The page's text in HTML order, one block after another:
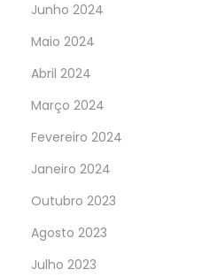
Junho 2024
Maio 2024
Abril 2024
Março 2024
Fevereiro 2024
Janeiro 2024
Outubro 2023
Agosto 2023
Julho 2023